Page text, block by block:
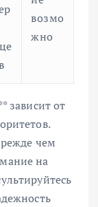
возмо
жно
зависит от
чем
на